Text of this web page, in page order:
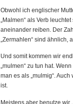
Obwohl ich englischer
„Malmen“ als Verb
aneinander reiben. Der
„Zermahlen“ sind ähnlich,
Und somit kommen wir
„mulmen“ zu tun hat.
man es als „mulmig“.
ist.
Meistens aber benutze wir